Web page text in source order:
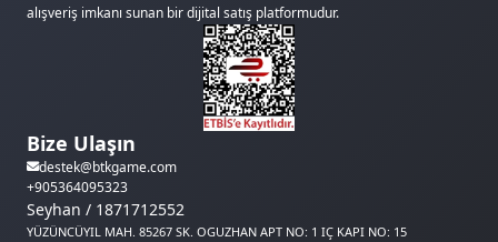
alışveriş imkanı sunan bir dijital satış platformudur.
Bize Ulaşın
destek@btkgame.com
+905364095323
Seyhan / 1871712552
YÜZÜNCÜYIL MAH. 85267 SK. OGUZHAN APT NO: 1 IÇ KAPI NO: 15